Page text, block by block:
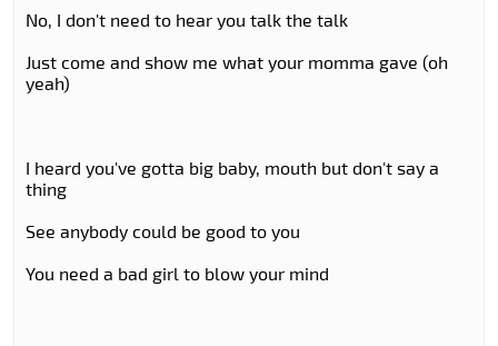
No, I don't need to hear you talk the talk
Just come and show me what your momma gave (oh
yeah)
I heard you've gotta big baby, mouth but don't say a
thing
See anybody could be good to you
You need a bad girl to blow your mind